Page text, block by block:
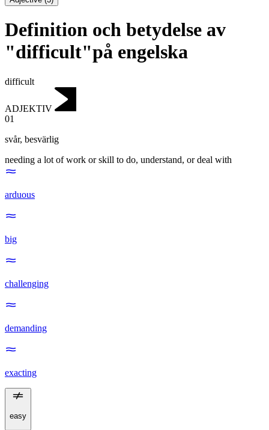
Definition och betydelse av
"difficult"på engelska
difficult
ADJEKTIV
01
svår, besvärlig
needing a lot of work or skill to do, understand, or deal with
arduous
big
challenging
demanding
exacting
easy